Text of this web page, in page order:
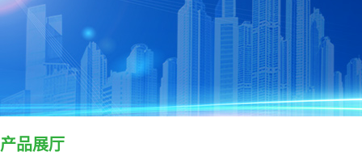
产品展厅